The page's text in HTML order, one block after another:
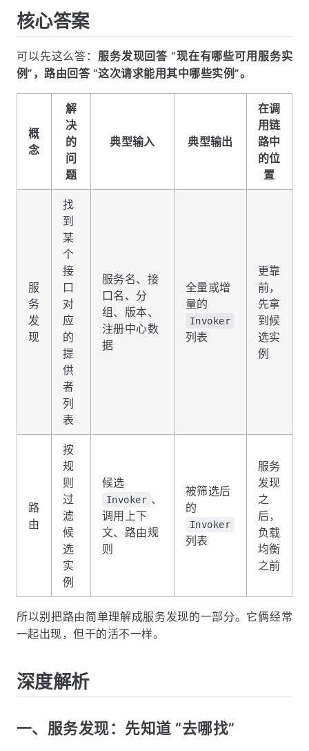
核心答案
可以先这么答： 服务发现回答 “现在有哪些可用服务实
例”，路由回答 “这次请求能用其中哪些实例”。
概
念
解
决
的
问
题
典型输入 典型输出
在调
用链
路中
的位
置
服
务
发
现
找
到
某
个
接
口
对
应
的
提
供
者
列
表
服务名、接
口名、分
组、版本、
注册中心数
据
全量或增
量的
Invoker
列表
更靠
前，
先拿
到候
选实
例
路
由
按
规
则
过
滤
候
选
实
例
候选
Invoker 、
调用上下
文、路由规
则
被筛选后
的
Invoker
列表
服务
发现
之
后，
负载
均衡
之前
所以别把路由简单理解成服务发现的一部分。它俩经常
一起出现，但干的活不一样。
深度解析
一、服务发现：先知道 “去哪找”